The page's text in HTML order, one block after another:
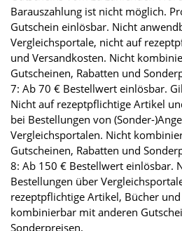
Barauszahlung ist nicht möglich.
Gutschein einlösbar. Nicht
Vergleichsportale, nicht auf
und Versandkosten. Nicht
Gutscheinen, Rabatten und
7: Ab 70 € Bestellwert einlösbar.
Nicht auf rezeptpflichtige Artikel
bei Bestellungen von (Sonder-
Vergleichsportalen. Nicht
Gutscheinen, Rabatten und
8: Ab 150 € Bestellwert einlösbar.
Bestellungen über
rezeptpflichtige Artikel, Bücher
kombinierbar mit anderen
Sonderpreisen.